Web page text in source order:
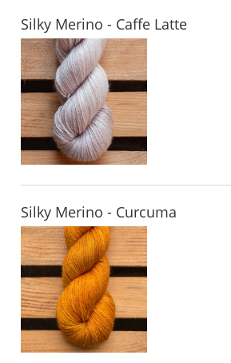
Silky Merino - Caffe Latte
Silky Merino - Curcuma